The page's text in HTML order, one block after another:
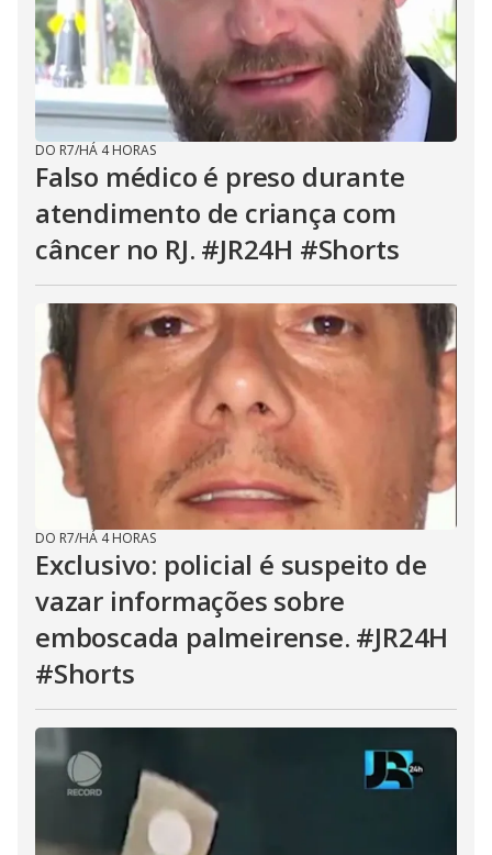
DO R7/HÁ 4 HORAS
Falso médico é preso durante
atendimento de criança com
câncer no RJ. #JR24H #Shorts
DO R7/HÁ 4 HORAS
Exclusivo: policial é suspeito de
vazar informações sobre
emboscada palmeirense. #JR24H
#Shorts